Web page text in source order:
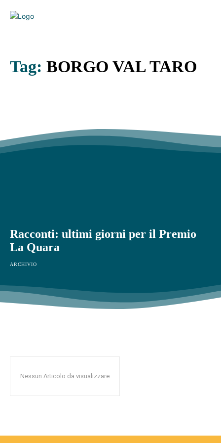
Tag: BORGO VAL TARO
Racconti: ultimi giorni per il Premio
La Quara
ARCHIVIO
Nessun Articolo da visualizzare